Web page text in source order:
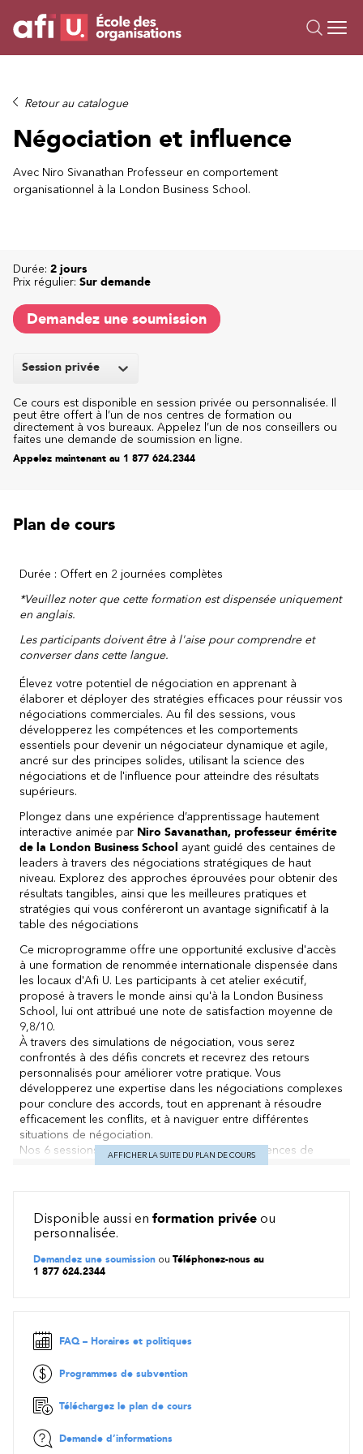
Formations
Campus IA
Sur mesure
À propos
Ressources
Retour au catalogue
Négociation et influence
Avec Niro Sivanathan Professeur en comportement
organisationnel à la London Business School.
Session privée
Ce cours est disponible en session privée ou personnalisée. Il
peut être offert à l’un de nos centres de formation ou
directement à vos bureaux. Appelez l’un de nos conseillers ou
faites une demande de soumission en ligne.
Appelez maintenant au 1 877 624.2344
Durée: 2 jours
Prix régulier: Sur demande
Demandez une soumission
Plan de cours
Durée : Offert en 2 journées complètes
*Veuillez noter que cette formation est dispensée uniquement
en anglais.
Les participants doivent être à l'aise pour comprendre et
converser dans cette langue.
Élevez votre potentiel de négociation en apprenant à
élaborer et déployer des stratégies efficaces pour réussir vos
négociations commerciales. Au fil des sessions, vous
développerez les compétences et les comportements
essentiels pour devenir un négociateur dynamique et agile,
ancré sur des principes solides, utilisant la science des
négociations et de l'influence pour atteindre des résultats
supérieurs.
Plongez dans une expérience d’apprentissage hautement
interactive animée par Niro Savanathan, professeur émérite
de la London Business School ayant guidé des centaines de
leaders à travers des négociations stratégiques de haut
niveau. Explorez des approches éprouvées pour obtenir des
résultats tangibles, ainsi que les meilleures pratiques et
stratégies qui vous conféreront un avantage significatif à la
table des négociations
Ce microprogramme offre une opportunité exclusive d'accès
à une formation de renommée internationale dispensée dans
les locaux d'Afi U. Les participants à cet atelier exécutif,
proposé à travers le monde ainsi qu'à la London Business
School, lui ont attribué une note de satisfaction moyenne de
9,8/10.
À travers des simulations de négociation, vous serez
confrontés à des défis concrets et recevrez des retours
personnalisés pour améliorer votre pratique. Vous
développerez une expertise dans les négociations complexes
pour conclure des accords, tout en apprenant à résoudre
efficacement les conflits, et à naviguer entre différentes
situations de négociation.
Nos 6 sessions mettront l’accent sur les compétences de
négociation et d’influence : comment atteindre nos objectifs
Préalables
Aucun
Utiliser des tactiques d'influence interpersonnelle en
contexte individuel et de groupe
Bâtir des alliances durables
Exploiter les raccourcis cognitifs et les biais à votre
avantage
Se préparer méthodiquement pour une négociation
AFFICHER LA SUITE DU PLAN DE COURS
Disponible aussi en formation privée ou
personnalisée.
Demandez une soumission ou Téléphonez-nous au
1 877 624.2344
FAQ – Horaires et politiques
Programmes de subvention
Téléchargez le plan de cours
Demande d’informations